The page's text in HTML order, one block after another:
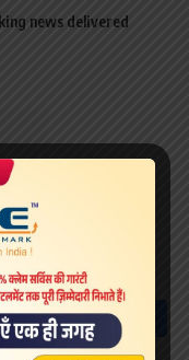
news delivered
the data practices in